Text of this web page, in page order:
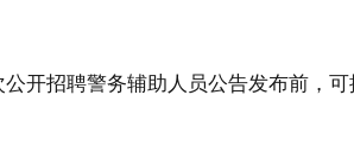
招聘警务辅助人员公告发布前，可